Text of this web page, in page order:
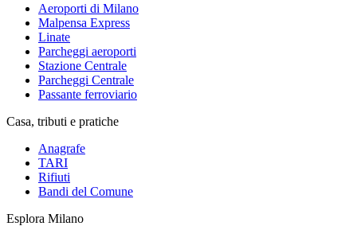
Aeroporti di Milano
Malpensa Express
Linate
Parcheggi aeroporti
Stazione Centrale
Parcheggi Centrale
Passante ferroviario
Casa, tributi e pratiche
Anagrafe
TARI
Rifiuti
Bandi del Comune
Esplora Milano